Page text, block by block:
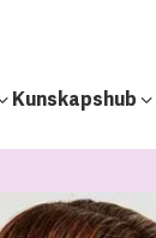
Kunskapshub